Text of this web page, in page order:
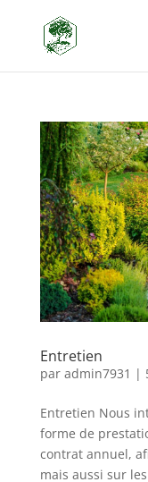
Entretien
par admin7931 |
Entretien Nous
forme de
contrat annuel,
mais aussi sur